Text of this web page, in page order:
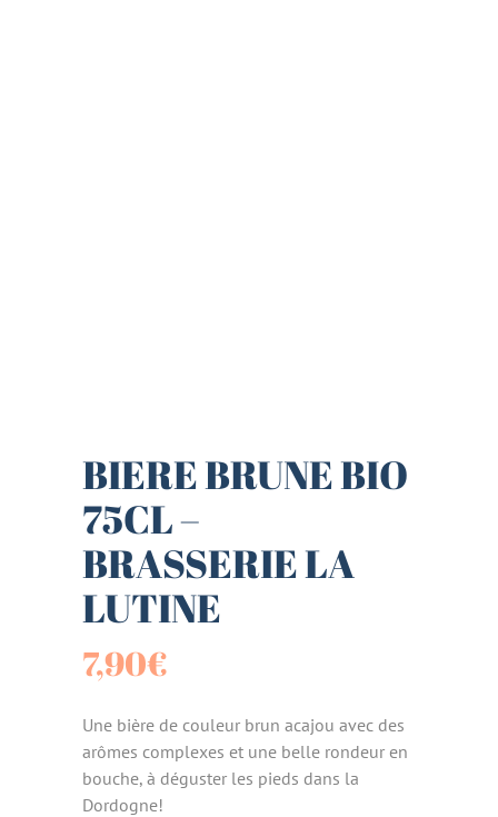
BIERE BRUNE BIO
75CL –
BRASSERIE LA
LUTINE
7,90€
Une bière de couleur brun acajou avec des
arômes complexes et une belle rondeur en
bouche, à déguster les pieds dans la
Dordogne!